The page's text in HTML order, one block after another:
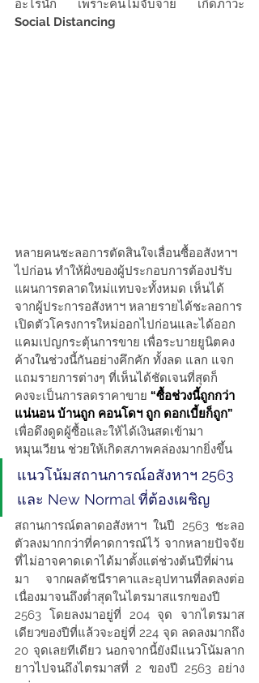
Social Distancing
หลายคนชะลอการตัดสินใจเลื่อนซื้ออสังหาฯ
ไปก่อน ทำให้ฝั่งของผู้ประกอบการต้องปรับ
แผนการตลาดใหม่แทบจะทั้งหมด เห็นได้
จากผู้ประการอสังหาฯ หลายรายได้ชะลอการ
เปิดตัวโครงการใหม่ออกไปก่อนและได้ออก
แคมเปญกระตุ้นการขาย เพื่อระบายยูนิตคง
ค้างในช่วงนี้กันอย่างคึกคัก ทั้งลด แลก แจก
แถมรายการต่างๆ ที่เห็นได้ชัดเจนที่สุดก็
คงจะเป็นการลดราคาขาย “ซื้อช่วงนี้ถูกกว่า
แน่นอน บ้านถูก คอนโดฯ ถูก ดอกเบี้ยก็ถูก”
เพื่อดึงดูดผู้ซื้อและให้ได้เงินสดเข้ามา
หมุนเวียน ช่วยให้เกิดสภาพคล่องมากยิ่งขึ้น
แนวโน้มสถานการณ์อสังหาฯ 2563
และ New Normal ที่ต้องเผชิญ
สถานการณ์ตลาดอสังหาฯ ในปี 2563 ชะลอ
ตัวลงมากกว่าที่คาดการณ์ไว้ จากหลายปัจจัย
ที่ไม่อาจคาดเดาได้มาตั้งแต่ช่วงต้นปีที่ผ่าน
มา จากผลดัชนีราคาและอุปทานที่ลดลงต่อ
เนื่องมาจนถึงต่ำสุดในไตรมาสแรกของปี
2563 โดยลงมาอยู่ที่ 204 จุด จากไตรมาส
เดียวของปีที่แล้วจะอยู่ที่ 224 จุด ลดลงมากถึง
20 จุดเลยทีเดียว นอกจากนี้ยังมีแนวโน้มลาก
ยาวไปจนถึงไตรมาสที่ 2 ของปี 2563 อย่าง